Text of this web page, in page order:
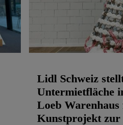
Lidl Schweiz
Untermietfläche
Loeb
Kunstprojekt zur